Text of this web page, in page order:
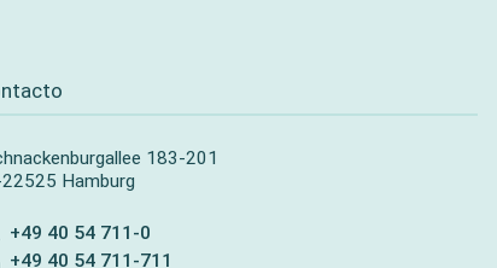
183-201
22525 Hamburg
+49 40 54 711-0
+49 40 54 711-711